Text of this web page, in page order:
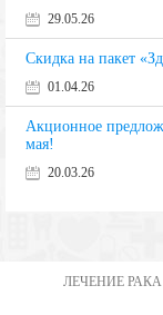
29.05.26
Скидка на пакет
01.04.26
Акционное
мая!
20.03.26
ЛЕЧЕНИЕ РАКА